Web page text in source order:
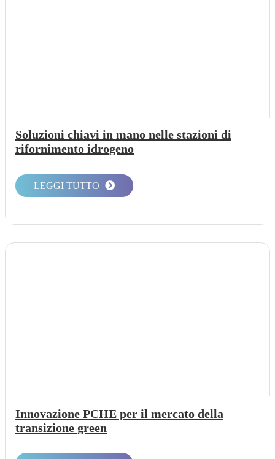
Soluzioni chiavi in mano nelle stazioni di
rifornimento idrogeno
LEGGI TUTTO
Innovazione PCHE per il mercato della
transizione green